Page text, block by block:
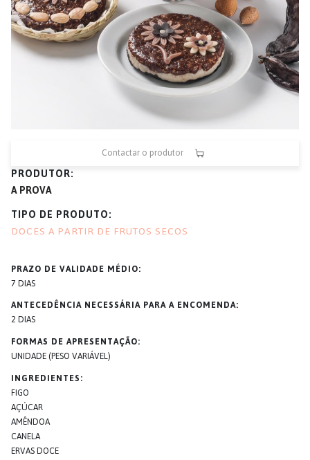
Contactar o produtor
PRODUTOR
A PROVA
TIPO DE PRODUTO
DOCES A PARTIR DE FRUTOS SECOS
PRAZO DE VALIDADE MÉDIO
7 DIAS
ANTECEDÊNCIA NECESSÁRIA PARA A ENCOMENDA
2 DIAS
FORMAS DE APRESENTAÇÃO
UNIDADE (PESO VARIÁVEL)
INGREDIENTES
FIGO
AÇÚCAR
AMÊNDOA
CANELA
ERVAS DOCE